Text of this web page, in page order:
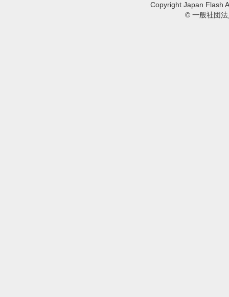
Copyright Japan Flash
© 一般社団